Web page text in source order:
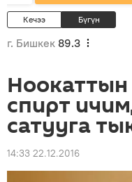
Кечээ Бүгүн
г. Бишкек 89.3
спирт
сатууга
14:33 22.12.2016